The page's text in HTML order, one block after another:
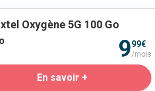
Oxygène 5G 100 Go
999€
/mois
En savoir +